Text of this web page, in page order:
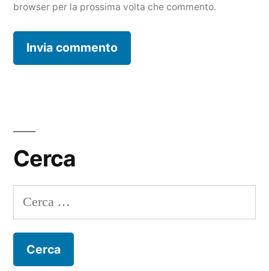
browser per la prossima volta che commento.
Cerca
Ricerca
per: